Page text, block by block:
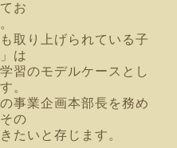
お
取り上げられている子
は
習のモデルケースとし
。
事業企画本部長を務め
の
たい と存じます。